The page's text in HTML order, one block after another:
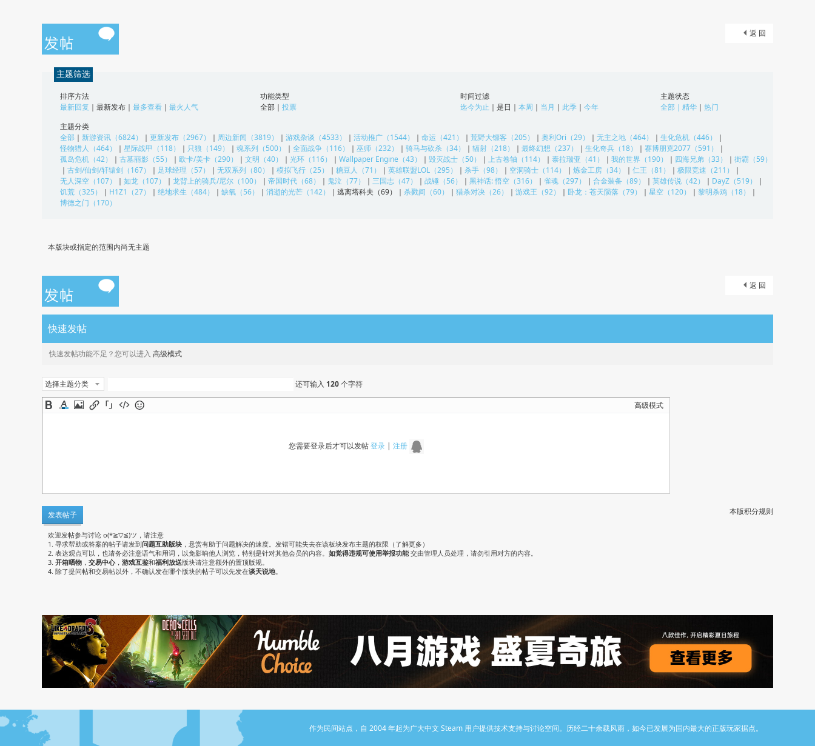
返 回
主题筛选
排序方法
最新回复 ｜ 最新发布 ｜ 最多查看 ｜ 最火人气
功能类型
全部 ｜ 投票
时间过滤
迄今为止 ｜ 是日 ｜ 本周 ｜ 当月 ｜ 此季 ｜ 今年
主题状态
全部 ｜ 精华 ｜ 热门
主题分类
全部 ｜ 新游资讯（6824） ｜ 更新发布（2967） ｜ 周边新闻（3819） ｜ 游戏杂谈（4533） ｜ 活动推广（1544） ｜ 命运（421） ｜ 荒野大镖客（205） ｜ 奥利Ori（29） ｜ 无主之地（464） ｜ 生化危机（446）
｜
怪物猎人（464）
｜ 星际战甲（118） ｜ 只狼（149） ｜ 魂系列（500） ｜ 全面战争（116） ｜ 巫师（232） ｜ 骑马与砍杀（34） ｜ 辐射（218） ｜ 最终幻想（237） ｜ 生化奇兵（18） ｜ 赛博朋克2077（591）
｜
孤岛危机（42）
｜ 古墓丽影（55） ｜ 欧卡/美卡（290） ｜ 文明（40） ｜ 光环（116） ｜ Wallpaper Engine（43） ｜ 毁灭战士（50） ｜ 上古卷轴（114） ｜ 泰拉瑞亚（41） ｜ 我的世界（190） ｜ 四海兄弟（33） ｜ 街霸（59）
｜ 古剑/仙剑/轩辕剑（167） ｜ 足球经理（57） ｜ 无双系列（80） ｜ 模拟飞行（25） ｜ 糖豆人（71） ｜ 英雄联盟LOL（295） ｜ 杀手（98） ｜ 空洞骑士（114） ｜ 炼金工房（34） ｜ 仁王（81） ｜ 极限竞速（211）
｜
无人深空（107）
｜ 如龙（107） ｜ 龙背上的骑兵/尼尔（100） ｜ 帝国时代（68） ｜ 鬼泣（77） ｜ 三国志（47） ｜ 战锤（56） ｜ 黑神话: 悟空（316） ｜ 雀魂（297） ｜ 合金装备（89） ｜ 英雄传说（42） ｜ DayZ（519）
｜
饥荒（325）
｜ H1Z1（27） ｜ 绝地求生（484） ｜ 缺氧（56） ｜ 消逝的光芒（142） ｜ 逃离塔科夫（69） ｜ 杀戮间（60） ｜ 猎杀对决（26） ｜ 游戏王（92） ｜ 卧龙：苍天陨落（79） ｜ 星空（120） ｜ 黎明杀鸡（18）
｜
博德之门（170）
本版块或指定的范围内尚无主题
返 回
快速发帖
快速发帖功能不足？您可以进入 高级模式
选择主题分类 还可输入 120个字符
高级模式
您需要登录后才可以发帖登录| 注册
本版积分规则
发表帖子
欢迎发帖参与讨论 o(*≧▽≦)ツ，请注意
1. 寻求帮助或答案的帖子请发到问题互助版块 ，悬赏有助于问题解决的速度。发错可能失去在该板块发布主题的权限（ 了解更多 ）
2. 表达观点可以，也请务必注意语气和用词，以免影响他人浏览，特别是针对其他会员的内容。 如觉得违规可使用举报功能 交由管理人员处理，请勿引用对方的内容。
3. 开箱晒物 ， 交易中心， 游戏互鉴和福利放送版块请注意额外的置顶版规。
4. 除了提问帖和交易帖以外，不确认发在哪个版块的帖子可以先发在谈天说地。
作为民间站点，自 2004 年起为广大中文 Steam 用户提供技术支持与讨论空间。历经二十余载风雨，如今已发展为国内最大的正版玩家据点。